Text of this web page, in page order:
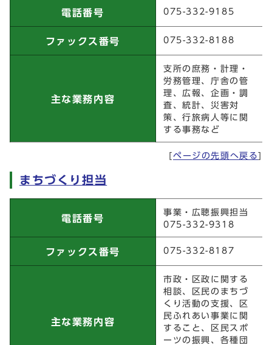
電話番号
075-332-9185
ファックス番号 075-332-8188
主な業務内容
支所の庶務・計理・
労務管理、庁舎の管
理、広報、企画・調
査、統計、災害対
策、行旅病人等に関
する事務など
ページの先頭へ戻る
まちづくり担当
電話番号
事業・広聴振興担当
075-332-9318
ファックス番号 075-332-8187
主な業務内容
市政・区政に関する
相談、区民のまちづ
くり活動の支援、区
民ふれあい事業に関
すること、区民スポ
ーツの振興、各種団